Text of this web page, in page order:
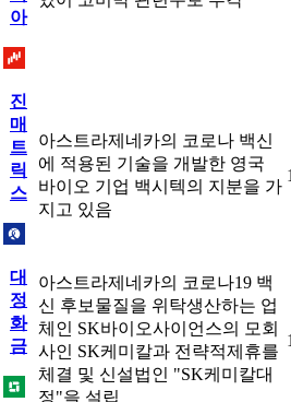
아
진
매
트
릭
스
아스트라제네카의 코로나 백신
에 적용된 기술을 개발한 영국
바이오 기업 백시텍의 지분을 가
지고 있음
대
정
화
금
아스트라제네카의 코로나19 백
신 후보물질을 위탁생산하는 업
체인 SK바이오사이언스의 모회
사인 SK케미칼과 전략적제휴를
체결 및 신설법인 "SK케미칼대
정"을 설립